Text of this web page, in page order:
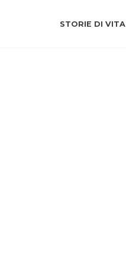
STORIE DI VITA